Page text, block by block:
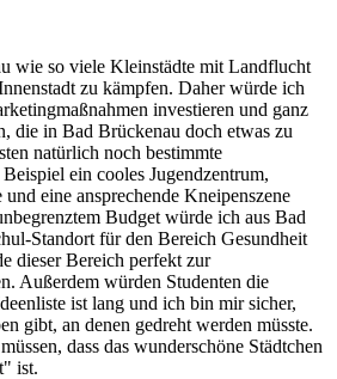
wie so viele Kleinstädte mit Landflucht
zu kämpfen. Daher würde ich
investieren und ganz
die in Bad Brückenau doch etwas zu
natürlich noch bestimmte
ein cooles Jugendzentrum,
eine ansprechende Kneipenszene
Budget würde ich aus Bad
Standort für den Bereich Gesundheit
dieser Bereich perfekt zur
Außerdem würden Studenten die
ist lang und ich bin mir sicher,
gibt, an denen gedreht werden müsste.
dass das wunderschöne Städtchen
ist.